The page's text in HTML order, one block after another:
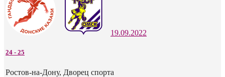
19.09.2022
24 - 25
Ростов-на-Дону, Дворец спорта